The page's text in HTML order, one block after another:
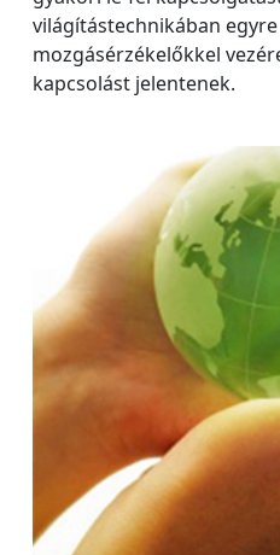
világítástechnikában
mozgásérzékelőkkel
kapcsolást jelentenek.